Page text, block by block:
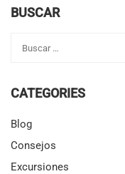
BUSCAR
CATEGORIES
Blog
Consejos
Excursiones